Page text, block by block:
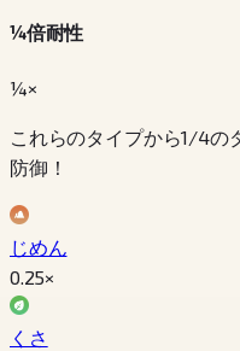
¼倍耐性
¼×
これらのタイプから1/4の
防御！
じめん
0.25×
くさ